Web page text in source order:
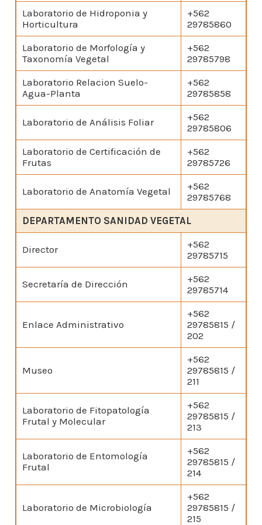
Laboratorio de Hidroponia y
Horticultura
+562
29785860
Laboratorio de Morfología y
Taxonomía Vegetal
+562
29785798
Laboratorio Relacion Suelo-
Agua-Planta
+562
29785858
Laboratorio de Análisis Foliar
+562
29785806
Laboratorio de Certificación de
Frutas
+562
29785726
Laboratorio de Anatomía Vegetal
+562
29785768
DEPARTAMENTO SANIDAD VEGETAL
Director
+562
29785715
Secretaría de Dirección
+562
29785714
Enlace Administrativo
+562
29785815 /
202
Museo
+562
29785815 /
211
Laboratorio de Fitopatología
Frutal y Molecular
+562
29785815 /
213
Laboratorio de Entomología
Frutal
+562
29785815 /
214
Laboratorio de Microbiología
+562
29785815 /
215